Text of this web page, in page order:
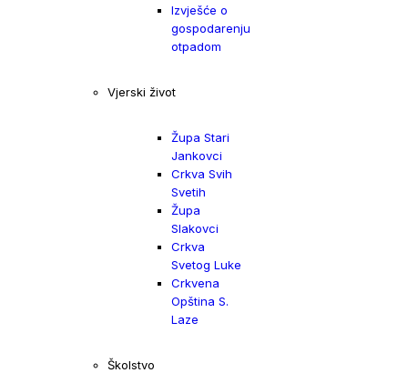
Izvješće o
gospodarenju
otpadom
Vjerski život
Župa Stari
Jankovci
Crkva Svih
Svetih
Župa
Slakovci
Crkva
Svetog Luke
Crkvena
Opština S.
Laze
Školstvo